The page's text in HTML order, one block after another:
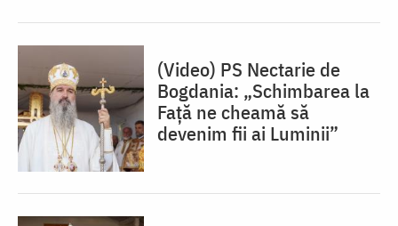
(Video) PS Nectarie de
Bogdania: „Schimbarea la
Față ne cheamă să
devenim fii ai Luminii”